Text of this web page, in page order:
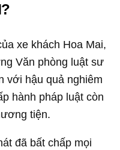
xe khách Hoa Mai,
Văn phòng luật sư
với hậu quả nghiêm
hành pháp luật còn
tiện.
đã bất chấp mọi